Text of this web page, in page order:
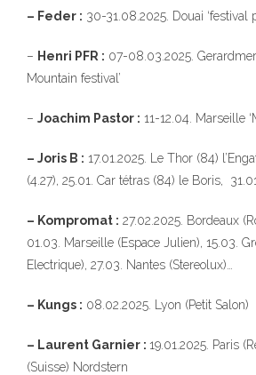
– Feder : 30-31.08.2025. Douai ‘festival
– Henri PFR : 07-08.03.2025.
Mountain festival’
– Joachim Pastor : 11-12.04. Marseille
– Joris B : 17.01.2025. Le Thor (84)
(4.27), 25.01. Car tétras (84) le Boris,
– Kompromat : 27.02.2025. Bordeaux
01.03. Marseille (Espace Julien), 15.03.
Electrique), 27.03. Nantes (Stereolux)…
– Kungs : 08.02.2025. Lyon (Petit Salon)
– Laurent Garnier : 19.01.2025. Paris
(Suisse) Nordstern